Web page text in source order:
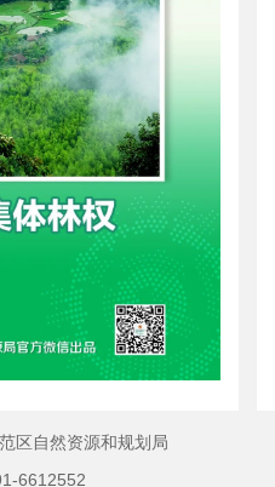
区自然资源和规划局
6612552